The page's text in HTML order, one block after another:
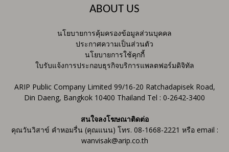
ABOUT US
นโยบายการคุ้มครองข้อมูลส่วนบุคคล
ประกาศความเป็นส่วนตัว
นโยบายการใช้คุกกี้
ใบรับแจ้งการประกอบธุรกิจบริการแพลตฟอร์มดิจิทัล
ARIP Public Company Limited 99/16-20 Ratchadapisek Road,
Din Daeng, Bangkok 10400 Thailand Tel : 0-2642-3400
สนใจลงโฆษณาติดต่อ
คุณวันวิสาข์ คำหอมรื่น (คุณแนน) โทร. 08-1668-2221 หรือ email :
wanvisak@arip.co.th